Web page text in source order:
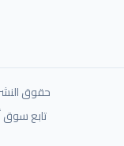
حقوق النشر
تابع سوق